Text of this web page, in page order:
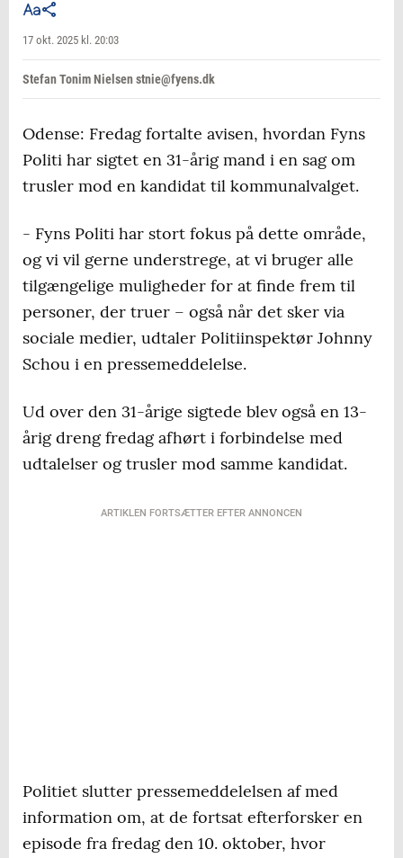
17 okt. 2025 kl. 20:03
Stefan Tonim Nielsen stnie@fyens.dk
Odense: Fredag fortalte avisen, hvordan Fyns
Politi har sigtet en 31-årig mand i en sag om
trusler mod en kandidat til kommunalvalget.
- Fyns Politi har stort fokus på dette område,
og vi vil gerne understrege, at vi bruger alle
tilgængelige muligheder for at finde frem til
personer, der truer – også når det sker via
sociale medier, udtaler Politiinspektør Johnny
Schou i en pressemeddelelse.
Ud over den 31-årige sigtede blev også en 13-
årig dreng fredag afhørt i forbindelse med
udtalelser og trusler mod samme kandidat.
ARTIKLEN FORTSÆTTER EFTER ANNONCEN
Politiet slutter pressemeddelelsen af med
information om, at de fortsat efterforsker en
episode fra fredag den 10. oktober, hvor